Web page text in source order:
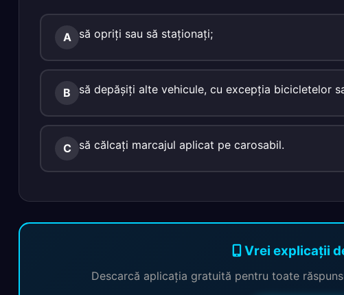
A să opriţi sau să staţionaţi;
B să depăşiţi alte vehicule, cu excepţia bicicletelor
C să călcaţi marcajul aplicat pe carosabil.
Vrei explicații
Descarcă aplicația gratuită pentru toate